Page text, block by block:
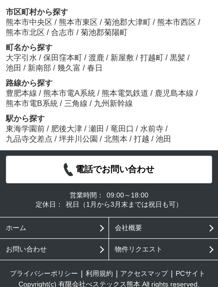
市区町村から探す
熊本市中央区 / 熊本市東区 / 菊池郡大津町 / 熊本市西区 /
熊本市北区 / 合志市 / 菊池郡菊陽町
町名から探す
大字引水 / 保田窪本町 / 渡鹿 / 新屋敷 / 打越町 / 黒髪 /
池田 / 新南部 / 幾久富 / 春日
路線から探す
豊肥本線 / 熊本市電A系統 / 熊本電気鉄道 / 鹿児島本線 /
熊本市電B系統 / 三角線 / 九州新幹線
駅から探す
東海学園前 / 肥後大津 / 瀬田 / 竜田口 / 水前寺 /
九品寺交差点 / 坪井川公園 / 北熊本 / 打越 / 池田
電話でお問い合わせ
営業時間：
09:00～18:00
定休日：
祝日（1月から3月末までは祝日も可）
ホーム 会社概要
お問い合わせ 物件リクエスト
プライバシーポリシー 利用規約 アクセスマップ
PCサイト
Copyright(c) 有限会社べステックス熊本 All rights reserved.